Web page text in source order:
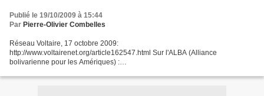
Publié le 19/10/2009 à 15:44
Par Pierre-Olivier Combelles
Réseau Voltaire, 17 octobre 2009:
http://www.voltairenet.org/article162547.html Sur l'ALBA (Alliance
bolivarienne pour les Amériques) :
es